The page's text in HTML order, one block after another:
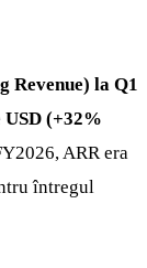
Revenue) la Q1
(+32%
ARR era
întregul